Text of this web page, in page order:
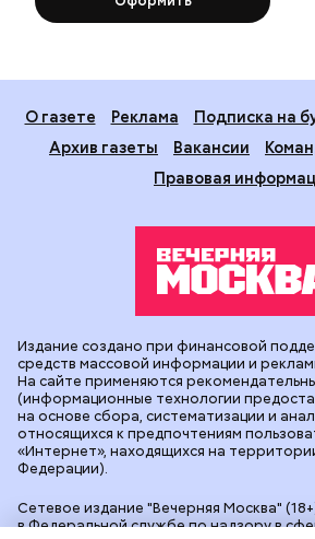
О газете Реклама
Подписка на
Архив газеты
Вакансии
Правовая
Сетевое издание "Вечерняя Москва"
в Федеральной службе по надзору в
Издание создано при финансовой
средств массовой информации и
На сайте применяются
(информационные технологии
на основе сбора, систематизации и
относящихся к предпочтениям
«Интернет», находящихся на
Федерации).